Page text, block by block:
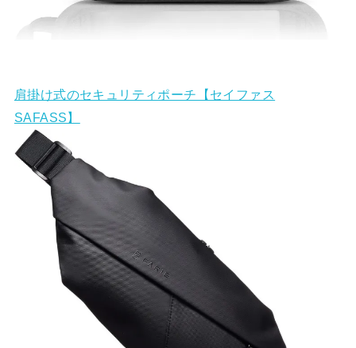
肩掛け式のセキュリティポーチ【セイファス
SAFASS】